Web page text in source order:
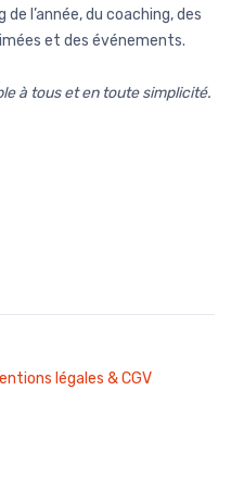
l’année, du coaching, des
et des événements.
à tous et en toute simplicité.
légales & CGV